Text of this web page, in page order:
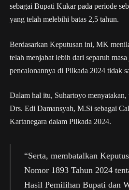
sebagai Bupati Kukar pada periode
yang telah melebihi batas 2,5 tahun.
Berdasarkan Keputusan ini, MK
telah menjabat lebih dari separuh
pencalonannya di Pilkada 2024 tidak
Dalam hal itu, Suhartoyo
Drs. Edi Damansyah, M.Si sebagai
Kartanegara dalam Pilkada 2024.
“Serta, membatalkan
Nomor 1893 Tahun 2024
Hasil Pemilihan Bupati dan